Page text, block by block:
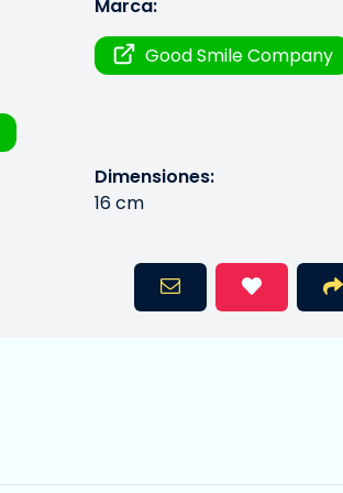
Marca:
Good Smile Company
Dimensiones:
16 cm